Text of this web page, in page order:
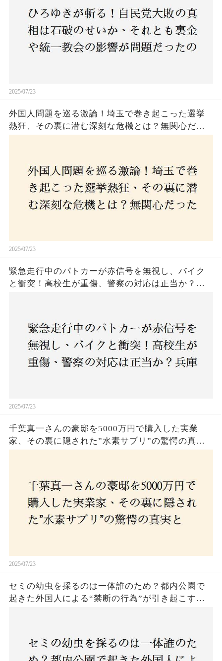
2025/07/23
外国人問題を巡る激論！埼玉で巻き起こった選挙
熱狂、その裏に潜む深刻な危機とは？無関心だっ
はネットとSNS、それとも底知れぬ恐怖？政治に無
関心な層が動いた背景にあるものとは？
2025/07/23
緊急走行中のパトカーが赤信号を無視し、バイク
と衝突！高校生が重傷、警察の対応は正当か？兵
2025/07/23
千葉真一さんの豪邸を5000万円で購入した実業
家、その裏に隠された”水素サプリ”の驚愕の真実
2025/07/23
セミの幼虫を採るのは一体誰のため？都内公園で
起きた外国人による“禁断の行為”が引き起こす論